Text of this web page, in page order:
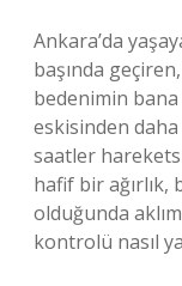
Ankara’da
başında
bedenimin
eskisinden
saatler
hafif bir
olduğunda
kontrolü nasıl